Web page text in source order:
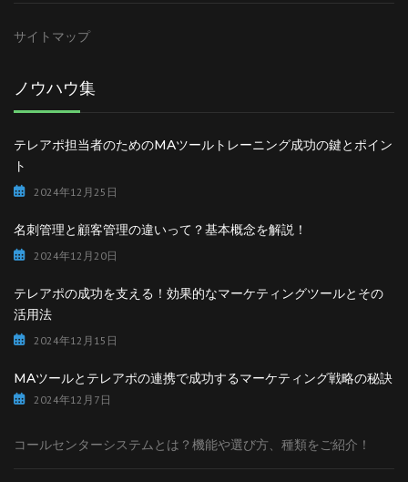
サイトマップ
ノウハウ集
テレアポ担当者のためのMAツールトレーニング成功の鍵とポイン
ト
2024年12月25日
名刺管理と顧客管理の違いって？基本概念を解説！
2024年12月20日
テレアポの成功を支える！効果的なマーケティングツールとその
活用法
2024年12月15日
MAツールとテレアポの連携で成功するマーケティング戦略の秘訣
2024年12月7日
コールセンターシステムとは？機能や選び方、種類をご紹介！